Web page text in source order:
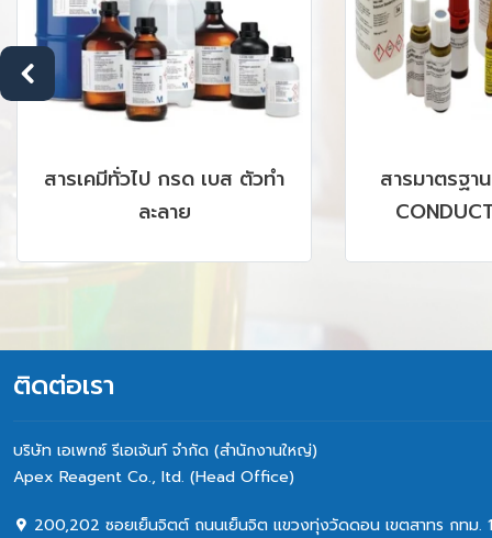
าน PH BUFFER,
ION
ICP รวมถึง CRM,
DEHYDRATED CULTURE
MEDIA ; MERCK
ติดต่อเรา
บริษัท เอเพกซ์ รีเอเจ้นท์ จำกัด (สำนักงานใหญ่)
Apex Reagent Co., Itd. (Head Office)
200,202 ซอยเย็นจิตต์ ถนนเย็นจิต แขวงทุ่งวัดดอน เขตสาทร กทม.